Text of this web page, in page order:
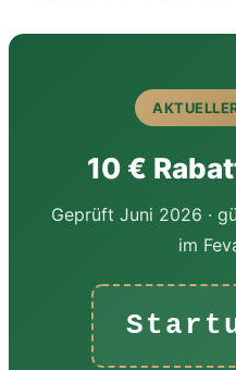
10 €
Geprüft Juni 2026 ·
im